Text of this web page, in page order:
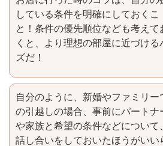
している条件を明確にしておくこ
と！条件の優先順位なども考えて
くと、より理想の部屋に近づける
ズだ！
自分のように、新婚やファミリー
の引越しの場合、事前にパートナ
や家族と希望の条件などについて
話し合いをしておいたほうがいい